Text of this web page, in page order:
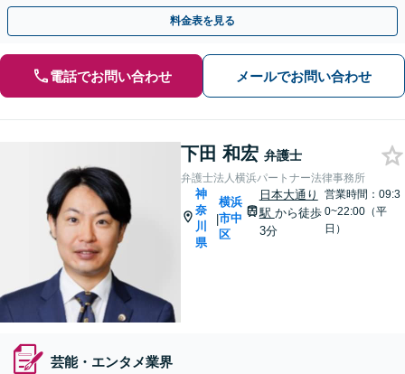
方の家事事件のご相談も可能です【横浜駅徒歩5分】
料金表を見る
電話でお問い合わせ メールでお問い合わせ
下田 和宏 弁護士
弁護士法人横浜パートナー法律事務所
神
奈
川
県
|
横浜
市中
区
日本大通り
駅 から徒歩
3分
営業時間：09:3
0~22:00（平
日）
芸能・エンタメ業界